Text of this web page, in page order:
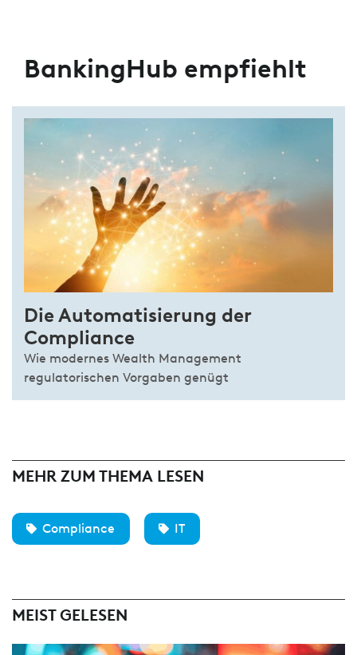
BankingHub empfiehlt
Die Automatisierung der
Compliance
Wie modernes Wealth Management
regulatorischen Vorgaben genügt
MEHR ZUM THEMA LESEN
Compliance IT
MEIST GELESEN